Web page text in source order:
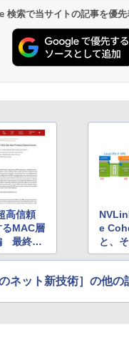
検索で当サイトの記事を優先
高信頼
MAC層
最終的
のはど
e
と、
nkの
のネット新技術］の他の